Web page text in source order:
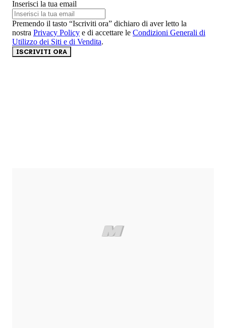
Inserisci la tua email
Premendo il tasto “Iscriviti ora” dichiaro di aver letto la
nostra Privacy Policy e di accettare le Condizioni Generali di
Utilizzo dei Siti e di Vendita.
ISCRIVITI ORA